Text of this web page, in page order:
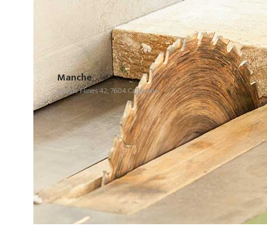
Manche
Rue de Flines 42, 7604 Callenelle